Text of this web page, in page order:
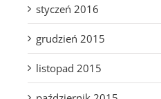
styczeń 2016
grudzień 2015
listopad 2015